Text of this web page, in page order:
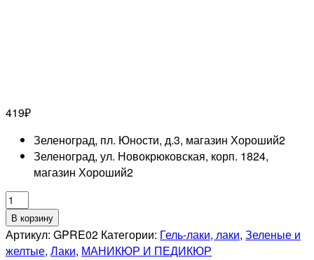
419₽
Зеленоград, пл. Юности, д.3, магазин Хороший2
Зеленоград, ул. Новокрюковская, корп. 1824,
магазин Хороший2
Количество
товара
GRATTOL
Лак
В корзину
Артикул: GPRE02 Категории: Гель-лаки, лаки, Зеленые и
желтые, Лаки, МАНИКЮР И ПЕДИКЮР